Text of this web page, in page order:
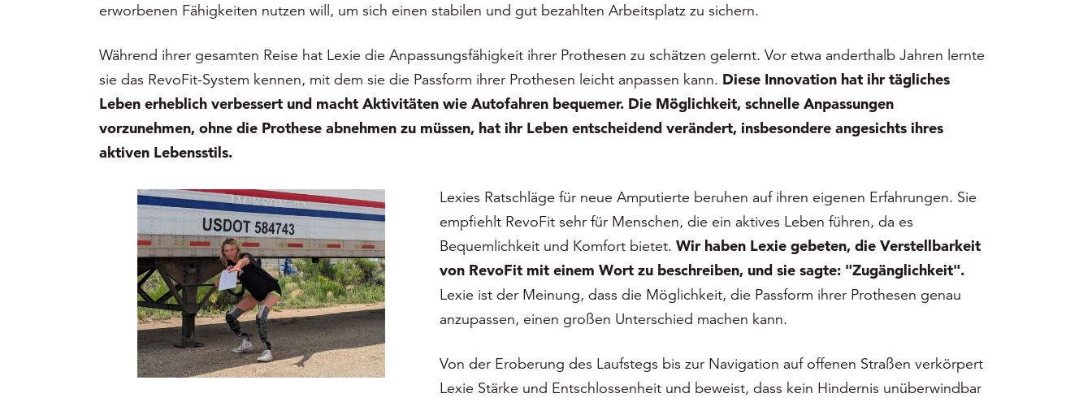
erworbenen Fähigkeiten nutzen will, um sich einen stabilen und gut bezahlten Arbeitsplatz zu sichern.
Während ihrer gesamten Reise hat Lexie die Anpassungsfähigkeit ihrer Prothesen zu schätzen gelernt. Vor etwa anderthalb Jahren lernte
sie das RevoFit-System kennen, mit dem sie die Passform ihrer Prothesen leicht anpassen kann. Diese Innovation hat ihr tägliches
Leben erheblich verbessert und macht Aktivitäten wie Autofahren bequemer. Die Möglichkeit, schnelle Anpassungen
vorzunehmen, ohne die Prothese abnehmen zu müssen, hat ihr Leben entscheidend verändert, insbesondere angesichts ihres
aktiven Lebensstils.
Lexies Ratschläge für neue Amputierte beruhen auf ihren eigenen Erfahrungen. Sie
empfiehlt RevoFit sehr für Menschen, die ein aktives Leben führen, da es
Bequemlichkeit und Komfort bietet. Wir haben Lexie gebeten, die Verstellbarkeit
von RevoFit mit einem Wort zu beschreiben, und sie sagte: "Zugänglichkeit".
Lexie ist der Meinung, dass die Möglichkeit, die Passform ihrer Prothesen genau
anzupassen, einen großen Unterschied machen kann.
Von der Eroberung des Laufstegs bis zur Navigation auf offenen Straßen verkörpert
Lexie Stärke und Entschlossenheit und beweist, dass kein Hindernis unüberwindbar